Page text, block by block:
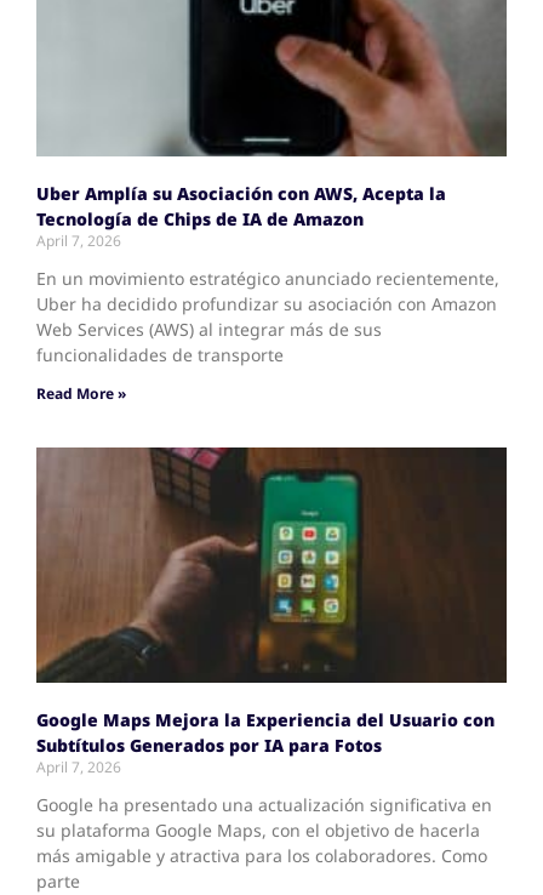
Uber Amplía su Asociación con AWS, Acepta la
Tecnología de Chips de IA de Amazon
April 7, 2026
En un movimiento estratégico anunciado recientemente,
Uber ha decidido profundizar su asociación con Amazon
Web Services (AWS) al integrar más de sus
funcionalidades de transporte
Read More »
Google Maps Mejora la Experiencia del Usuario con
Subtítulos Generados por IA para Fotos
April 7, 2026
Google ha presentado una actualización significativa en
su plataforma Google Maps, con el objetivo de hacerla
más amigable y atractiva para los colaboradores. Como
parte